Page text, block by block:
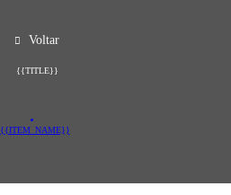
Voltar
{{TITLE}}
{{ITEM_NAME}}